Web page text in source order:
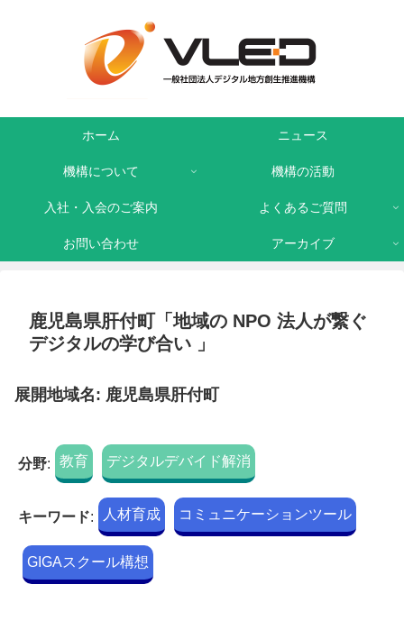
ホーム ニュース
機構について 機構の活動
入社・入会のご案内 よくあるご質問
お問い合わせ アーカイブ
鹿児島県肝付町「地域の NPO 法人が繋ぐ
デジタルの学び合い 」
展開地域名: 鹿児島県肝付町
分野: 教育 デジタルデバイド解消
キーワード: 人材育成 コミュニケーションツール
GIGAスクール構想